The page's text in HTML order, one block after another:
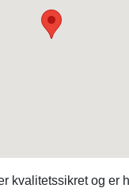
kvalitetssikret og er